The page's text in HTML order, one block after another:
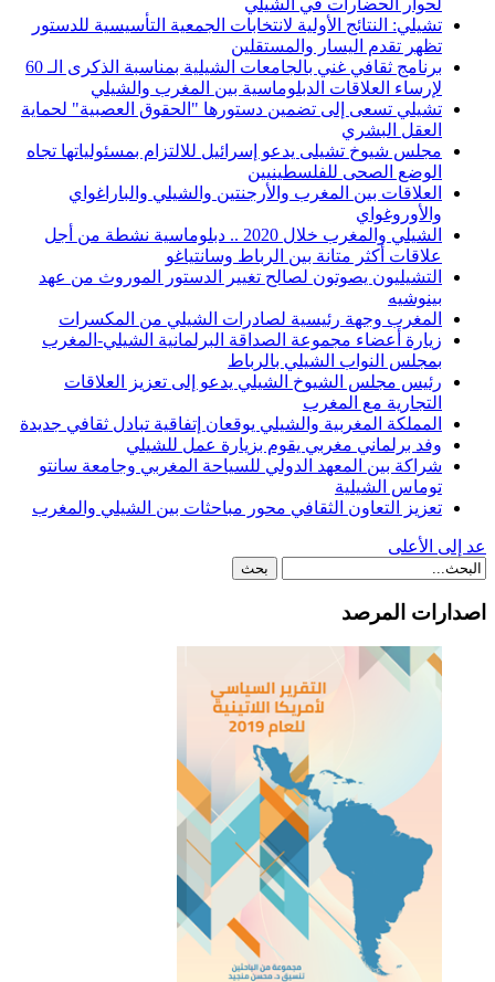
لحوار الحضارات في الشيلي
تشيلي: النتائج الأولية لانتخابات الجمعية التأسيسية للدستور
تظهر تقدم اليسار والمستقلين
برنامج ثقافي غني بالجامعات الشيلية بمناسبة الذكرى الـ 60
لإرساء العلاقات الدبلوماسية بين المغرب والشيلي
تشيلي تسعى إلى تضمين دستورها "الحقوق العصبية" لحماية
العقل البشري
مجلس شيوخ تشيلى يدعو إسرائيل للالتزام بمسئولياتها تجاه
الوضع الصحى للفلسطينيين
العلاقات بين المغرب والأرجنتين والشيلي والباراغواي
والأوروغواي
الشيلي والمغرب خلال 2020 .. دبلوماسية نشطة من أجل
علاقات أكثر متانة بين الرباط وسانتياغو
التشيليون يصوتون لصالح تغيير الدستور الموروث من عهد
بينوشيه
المغرب وجهة رئيسية لصادرات الشيلي من المكسرات
زيارة أعضاء مجموعة الصداقة البرلمانية الشيلي-المغرب
بمجلس النواب الشيلي بالرباط
رئيس مجلس الشيوخ الشيلي يدعو إلى تعزيز العلاقات
التجارية مع المغرب
المملكة المغربية والشيلي يوقعان إتفاقية تبادل ثقافي جديدة
وفد برلماني مغربي يقوم بزيارة عمل للشيلي
شراكة بين المعهد الدولي للسياحة المغربي وجامعة سانتو
توماس الشيلية
تعزيز التعاون الثقافي محور مباحثات بين الشيلي والمغرب
عد إلى الأعلى
اصدارات المرصد